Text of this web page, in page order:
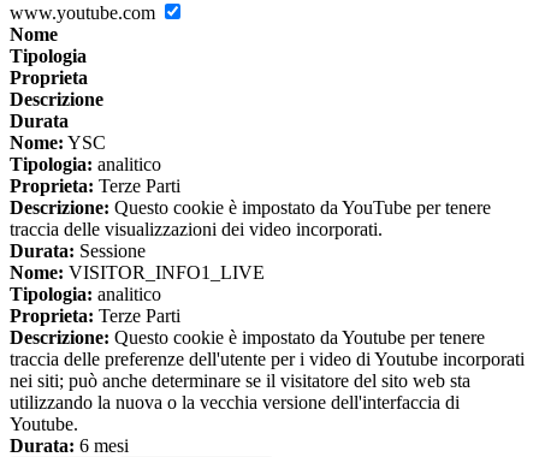
www.youtube.com
Nome
Tipologia
Proprieta
Descrizione
Durata
Nome: YSC
Tipologia: analitico
Proprieta: Terze Parti
Descrizione: Questo cookie è impostato da YouTube per tenere
traccia delle visualizzazioni dei video incorporati.
Durata: Sessione
Nome: VISITOR_INFO1_LIVE
Tipologia: analitico
Proprieta: Terze Parti
Descrizione: Questo cookie è impostato da Youtube per tenere
traccia delle preferenze dell'utente per i video di Youtube incorporati
nei siti; può anche determinare se il visitatore del sito web sta
utilizzando la nuova o la vecchia versione dell'interfaccia di
Youtube.
Durata: 6 mesi